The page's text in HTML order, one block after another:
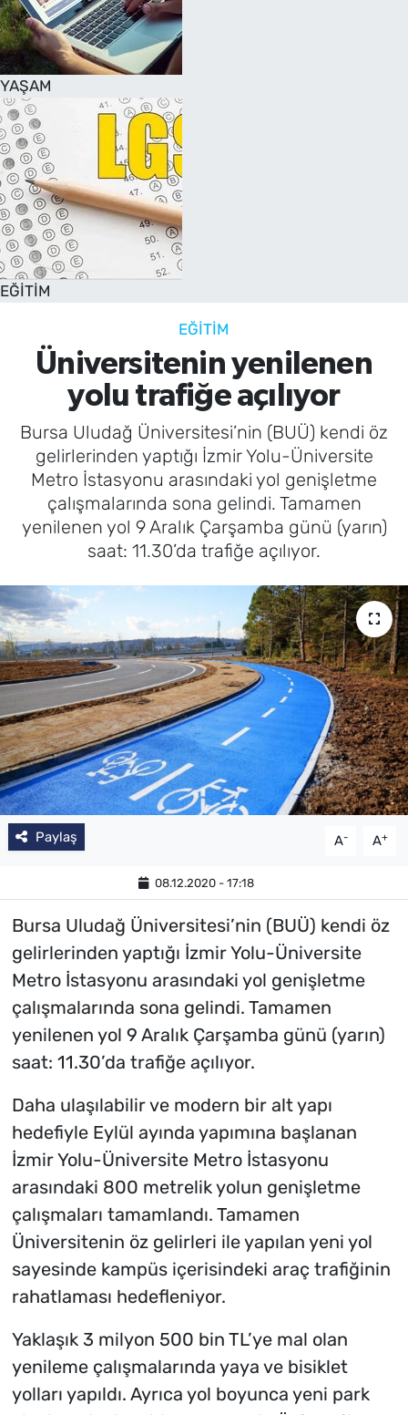
YAŞAM
EĞİTİM
EĞİTİM
Üniversitenin yenilenen
yolu trafiğe açılıyor
Bursa Uludağ Üniversitesi’nin (BUÜ) kendi öz
gelirlerinden yaptığı İzmir Yolu-Üniversite
Metro İstasyonu arasındaki yol genişletme
çalışmalarında sona gelindi. Tamamen
yenilenen yol 9 Aralık Çarşamba günü (yarın)
saat: 11.30’da trafiğe açılıyor.
Paylaş A- A+
08.12.2020 - 17:18
Bursa Uludağ Üniversitesi’nin (BUÜ) kendi öz
gelirlerinden yaptığı İzmir Yolu-Üniversite
Metro İstasyonu arasındaki yol genişletme
çalışmalarında sona gelindi. Tamamen
yenilenen yol 9 Aralık Çarşamba günü (yarın)
saat: 11.30’da trafiğe açılıyor.
Daha ulaşılabilir ve modern bir alt yapı
hedefiyle Eylül ayında yapımına başlanan
İzmir Yolu-Üniversite Metro İstasyonu
arasındaki 800 metrelik yolun genişletme
çalışmaları tamamlandı. Tamamen
Üniversitenin öz gelirleri ile yapılan yeni yol
sayesinde kampüs içerisindeki araç trafiğinin
rahatlaması hedefleniyor.
Yaklaşık 3 milyon 500 bin TL’ye mal olan
yenileme çalışmalarında yaya ve bisiklet
yolları yapıldı. Ayrıca yol boyunca yeni park